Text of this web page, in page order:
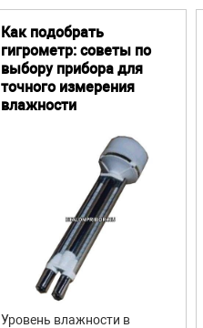
Как подобрать
гигрометр: советы по
выбору прибора для
точного измерения
влажности
Уровень влажности в